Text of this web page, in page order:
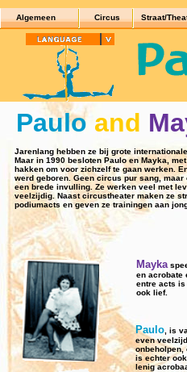
Paulo and
Jarenlang hebben ze bij grote
Maar in 1990 besloten Paulo en Mayka,
hakken om voor zichzelf te gaan werken.
werd geboren. Geen circus pur sang,
een brede invulling. Ze werken veel met
veelzijdig. Naast circustheater maken ze
podiumacts en geven ze trainingen aan
Mayka
en acrobate
entre acts is
ook lief.
Paulo , is
even
onbeholpen,
is echter
lenig
Algemeen Circus Straat/